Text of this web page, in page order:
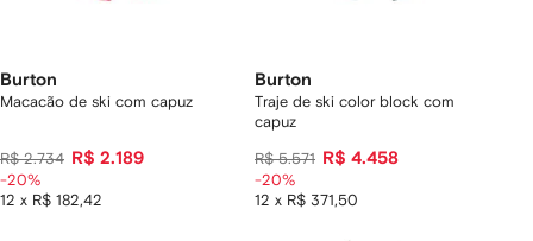
Burton
Macacão de ski com capuz
R$ 2.734 R$ 2.189
12 x R$ 182,42
-20%
Burton
Traje de ski color block com
capuz
R$ 5.571 R$ 4.458
12 x R$ 371,50
-20%